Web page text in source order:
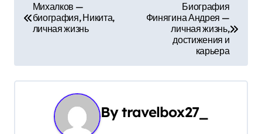
и
Михалков —
биография, Никита,
личная жизнь
Биография
Финягина Андрея —
личная жизнь,
достижения и
карьера
Bytravelbox27_